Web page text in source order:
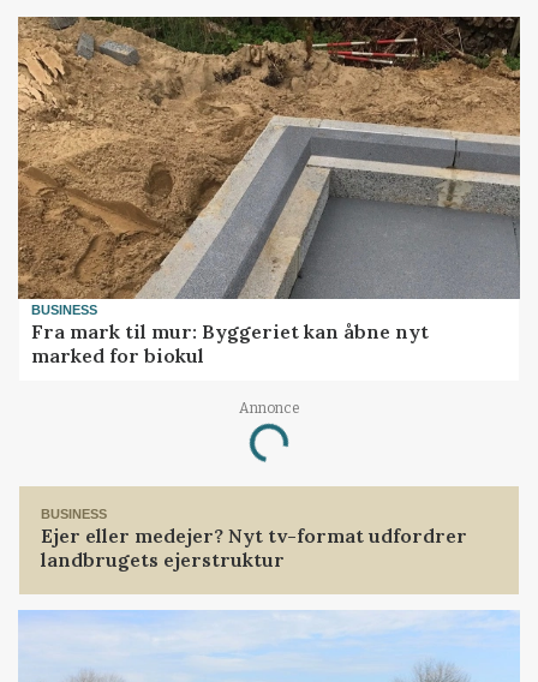
BUSINESS
Fra mark til mur: Byggeriet kan åbne nyt
marked for biokul
Annonce
Loading...
BUSINESS
Ejer eller medejer? Nyt tv-format udfordrer
landbrugets ejerstruktur